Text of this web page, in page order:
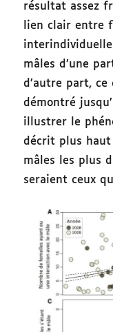
résultat assez
lien clair entre
mâles d’une
d’autre part, ce
démontré
illustrer le
décrit plus haut
mâles les plus
seraient ceux